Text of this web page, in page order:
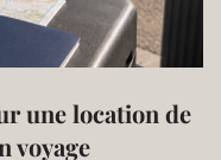
une location de
voyage